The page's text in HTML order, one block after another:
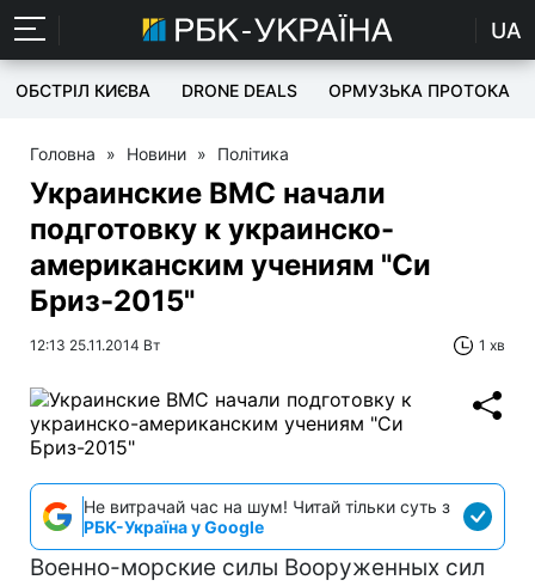
UA
ОБСТРІЛ КИЄВА DRONE DEALS ОРМУЗЬКА ПРОТОКА
Головна » Новини » Політика
Украинские ВМС начали
подготовку к украинско-
американским учениям "Си
Бриз-2015"
12:13 25.11.2014 Вт 1 хв
Не витрачай час на шум! Читай тільки суть з
РБК-Україна у Google
Военно-морские силы Вооруженных сил